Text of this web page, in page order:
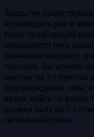
Закрытие
производить уже в
Когда предыдущий
повышается риск
окончании текущего
торговли. Вы можете
покупку на 2-5
подтверждения, либо,
вверх, войти по
должен быть на 2-5
сигнальной свечи.